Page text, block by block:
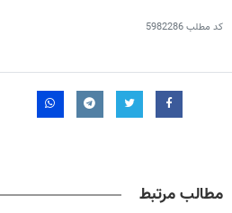
کد مطلب5982286
مطالب مرتبط